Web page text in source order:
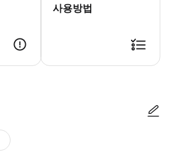
사용방법